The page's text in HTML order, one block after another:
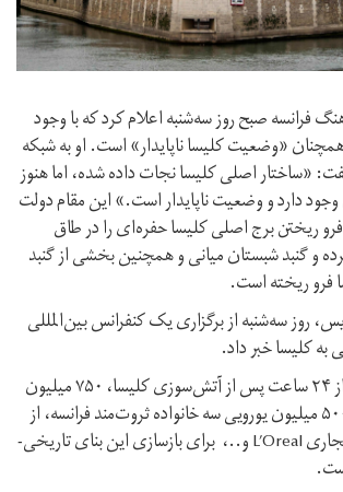
فرانسه صبح روز سه‌شنبه اعلام کرد که با وجود
«وضعیت کلیسا ناپایدار» است. او به شبکه
«ساختار اصلی کلیسا نجات داده شده، اما هنوز
دارد و وضعیت ناپایدار است.» این مقام دولت
ریختن برج اصلی کلیسا حفره‌ای را در طاق
و گنبد شبستان میانی و همچنین بخشی از گنبد
فرو ریخته است.
روز سه‌شنبه از برگزاری یک کنفرانس بین‌المللی
کلیسا خبر داد.
با این حال، در کم‌تر از ۲۴ ساعت پس از آتش‌سوزی کلیسا، ۷۵۰ میلیون‌
یورو، از جمله کمک ۵۰۰ میلیون یورویی سه خانواده ثروت‌مند فرانسه، از
صاحبان شرکت‌های تجاری L’Oreal و..، برای بازسازی این بنای تاریخی-